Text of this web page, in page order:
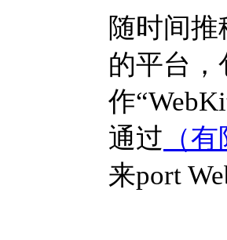
随时间
的平台
作
通过 （
来port